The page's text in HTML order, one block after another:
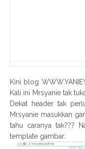
Kini blog
Kali ini Mrsyanie tak
Dekat header tak
Mrsyanie masukkan
tahu caranya tak???
template gambar.